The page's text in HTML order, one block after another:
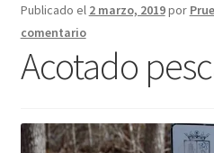
Caja
Estado de tramos de pesca
Publicado el 2 marzo, 2019por
comentario
Acotado